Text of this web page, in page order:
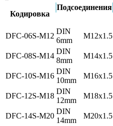
Кодировка
Подсоединения
DFC-06S-M12
DIN
6mm
M12x1.5
DFC-08S-M14
DIN
8mm
M14x1.5
DFC-10S-M16
DIN
10mm
M16x1.5
DFC-12S-M18
DIN
12mm
M18x1.5
DFC-14S-M20
DIN
14mm
M20x1.5